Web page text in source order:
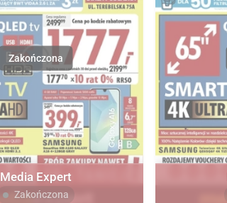
Media Expert
Zakończona